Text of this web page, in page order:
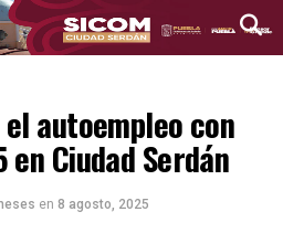
el autoempleo con
en Ciudad Serdán
en 8 agosto, 2025